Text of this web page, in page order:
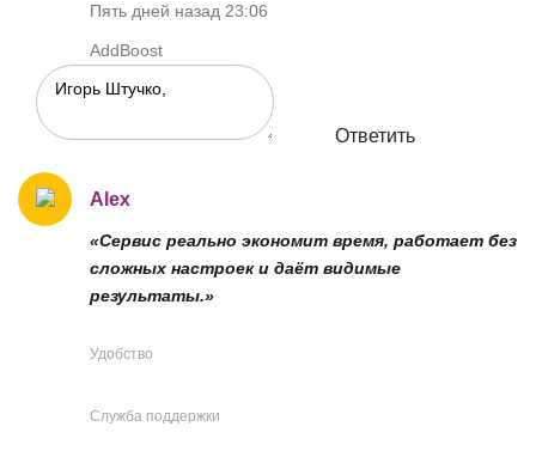
Пять дней назад 23:06
AddBoost
Ответить
Alex
«Сервис реально экономит время, работает без
сложных настроек и даёт видимые
результаты.»
Удобство
Служба поддержки